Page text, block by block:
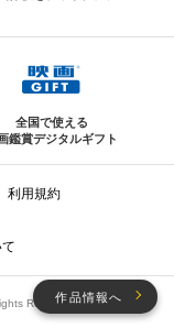
作品情報へ
全国で使える
鑑賞デジタルギフト
利用規約
Reserved.